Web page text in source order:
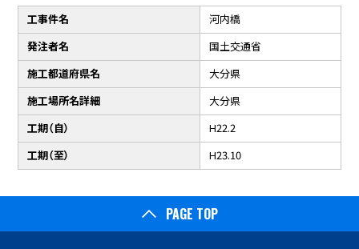
工事件名
河内橋
発注者名
国土交通省
施工都道府県名
大分県
施工場所名詳細
大分県
工期（自）
H22.2
工期（至）
H23.10
PAGE TOP